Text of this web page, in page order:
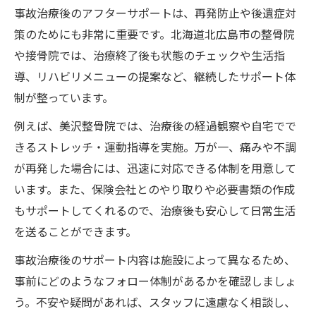
事故治療後のアフターサポートは、再発防止や後遺症対
策のためにも非常に重要です。北海道北広島市の整骨院
や接骨院では、治療終了後も状態のチェックや生活指
導、リハビリメニューの提案など、継続したサポート体
制が整っています。
例えば、美沢整骨院では、治療後の経過観察や自宅でで
きるストレッチ・運動指導を実施。万が一、痛みや不調
が再発した場合には、迅速に対応できる体制を用意して
います。また、保険会社とのやり取りや必要書類の作成
もサポートしてくれるので、治療後も安心して日常生活
を送ることができます。
事故治療後のサポート内容は施設によって異なるため、
事前にどのようなフォロー体制があるかを確認しましょ
う。不安や疑問があれば、スタッフに遠慮なく相談し、